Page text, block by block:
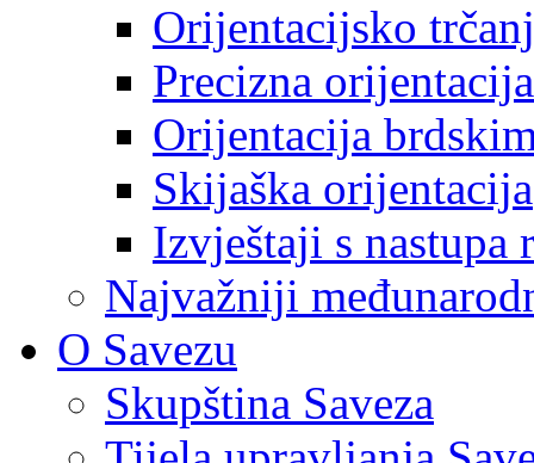
Orijentacijsko
Precizna orijentacija
Orijentacija
Skijaška orijentacija
Izvještaji s nastupa
Najvažniji
O Savezu
Skupština Saveza